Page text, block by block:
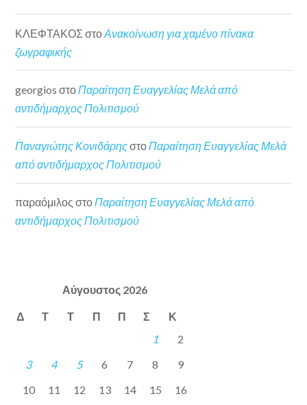
ΚΛΕΦΤΑΚΟΣ στοΑνακοίνωση για χαμένο πίνακα
ζωγραφικής
georgios στοΠαραίτηση Ευαγγελίας Μελά από
αντιδήμαρχος Πολιτισμού
Παναγιώτης ΚονιδάρηςστοΠαραίτηση Ευαγγελίας Μελά
από αντιδήμαρχος Πολιτισμού
παραόμιλος στοΠαραίτηση Ευαγγελίας Μελά από
αντιδήμαρχος Πολιτισμού
Αύγουστος 2026
Δ Τ Τ Π Π Σ Κ
1
2
3
4 5 6 7 8
9
10
11 12 13 14 15
16